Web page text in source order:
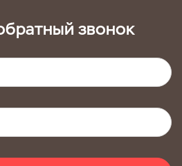
звонок